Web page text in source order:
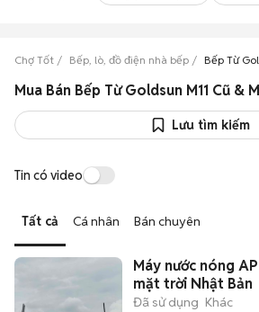
Chợ Tốt Bếp, lò, đồ điện nhà bếp Bếp Từ
Lưu tìm kiếm
Tin có video
Tất cả Cá nhân Bán chuyên
Máy nước nóng
mặt trời Nhật Bản
Đã sử dụng Khác